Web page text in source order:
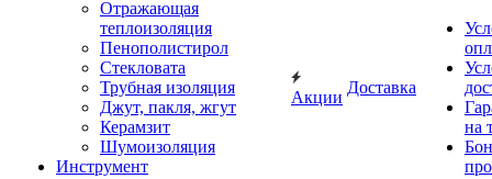
Отражающая
теплоизоляция
Пенополистирол
Стекловата
Трубная изоляция
Джут, пакля, жгут
Керамзит
Шумоизоляция
Инструмент
Акции
Доставка
на